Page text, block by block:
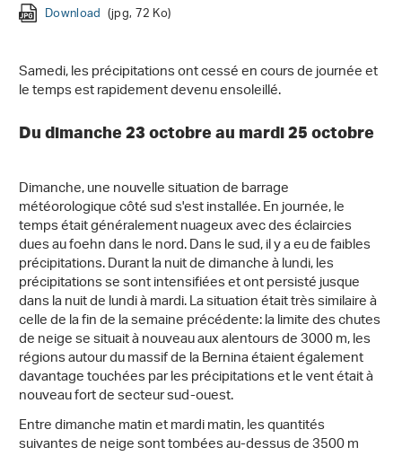
Download (jpg, 72 Ko)
Download (jpg, 87 Ko)
Samedi, les précipitations ont cessé en cours de journée et
le temps est rapidement devenu ensoleillé.
Du dimanche 23 octobre au mardi 25 octobre
Dimanche, une nouvelle situation de barrage
météorologique côté sud s'est installée. En journée, le
temps était généralement nuageux avec des éclaircies
dues au foehn dans le nord. Dans le sud, il y a eu de faibles
précipitations. Durant la nuit de dimanche à lundi, les
précipitations se sont intensifiées et ont persisté jusque
dans la nuit de lundi à mardi. La situation était très similaire à
celle de la fin de la semaine précédente: la limite des chutes
de neige se situait à nouveau aux alentours de 3000 m, les
régions autour du massif de la Bernina étaient également
davantage touchées par les précipitations et le vent était à
nouveau fort de secteur sud-ouest.
Entre dimanche matin et mardi matin, les quantités
suivantes de neige sont tombées au-dessus de 3500 m